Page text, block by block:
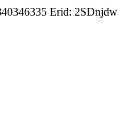
Erid: